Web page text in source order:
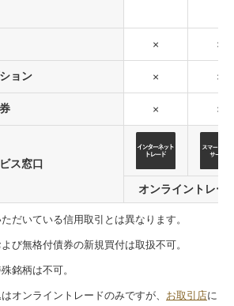
× ×
ョン × ×
× ×
ス窓口
オンライントレー
だいている信用取引とは異なります。
び無格付債券の新規買付は取扱不可。
銘柄は不可。
オンライントレードのみですが、 お取引店に